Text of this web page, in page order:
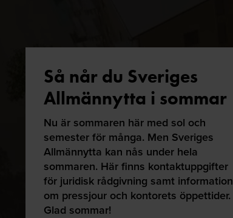
Så når du Sveriges
Allmännytta i sommar
Nu är sommaren här med sol och
semester för många. Men Sveriges
Allmännytta kan nås under hela
sommaren. Här finns kontaktuppgifter
för juridisk rådgivning samt information
om pressjour och kontorets öppettider.
Glad sommar!